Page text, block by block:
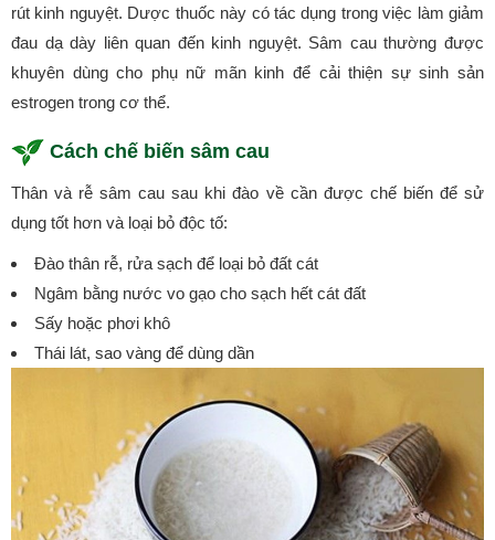
rút kinh nguyệt. Dược thuốc này có tác dụng trong việc làm giảm
đau dạ dày liên quan đến kinh nguyệt. Sâm cau thường được
khuyên dùng cho phụ nữ mãn kinh để cải thiện sự sinh sản
estrogen trong cơ thể.
Cách chế biến sâm cau
Thân và rễ sâm cau sau khi đào về cần được chế biến để sử
dụng tốt hơn và loại bỏ độc tố:
Đào thân rễ, rửa sạch để loại bỏ đất cát
Ngâm bằng nước vo gạo cho sạch hết cát đất
Sấy hoặc phơi khô
Thái lát, sao vàng để dùng dần